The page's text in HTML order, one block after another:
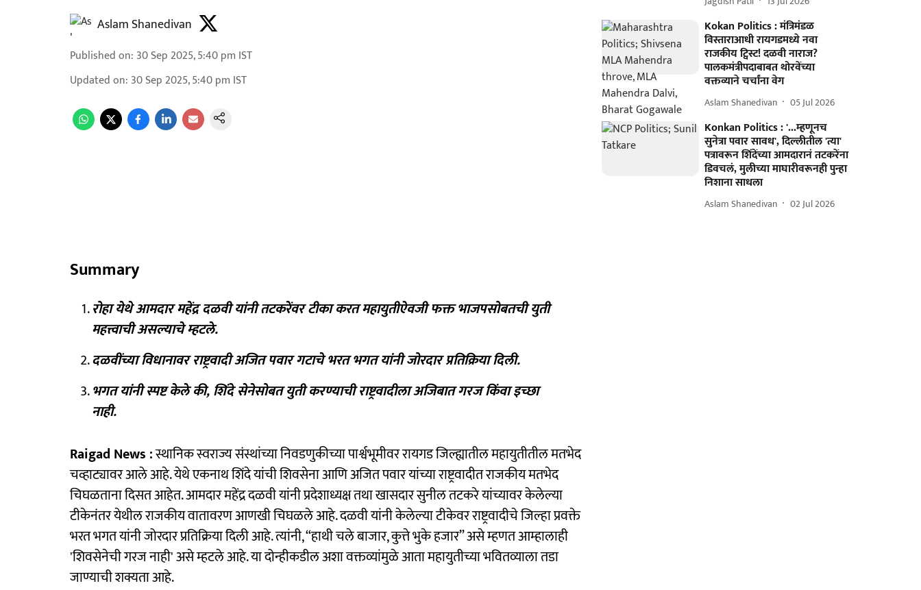
Aslam Shanedivan
Published on: 30 Sep 2025, 5:40 pm IST
Updated on: 30 Sep 2025, 5:40 pm IST
Summary
रोहा येथे आमदार महेंद्र दळवी यांनी तटकरेंवर टीका करत महायुतीऐवजी फक्त भाजपसोबतची युती
महत्त्वाची असल्याचे म्हटले.
दळवींच्या विधानावर राष्ट्रवादी अजित पवार गटाचे भरत भगत यांनी जोरदार प्रतिक्रिया दिली.
भगत यांनी स्पष्ट केले की, शिंदे सेनेसोबत युती करण्याची राष्ट्रवादीला अजिबात गरज किंवा इच्छा
नाही.
Raigad News :स्थानिक स्वराज्य संस्थांच्या निवडणुकीच्या पार्श्वभूमीवर रायगड जिल्ह्यातील महायुतीतील मतभेद
चव्हाट्यावर आले आहे. येथे एकनाथ शिंदे यांची शिवसेना आणि अजित पवार यांच्या राष्ट्रवादीत राजकीय मतभेद
चिघळताना दिसत आहेत. आमदार महेंद्र दळवी यांनी प्रदेशाध्यक्ष तथा खासदार सुनील तटकरे यांच्यावर केलेल्या
टीकेनंतर येथील राजकीय वातावरण आणखी चिघळले आहे. दळवी यांनी केलेल्या टीकेवर राष्ट्रवादीचे जिल्हा प्रवक्ते
भरत भगत यांनी जोरदार प्रतिक्रिया दिली आहे. त्यांनी, “हाथी चले बाजार, कुत्ते भुके हजार” असे म्हणत आम्हालाही
'शिवसेनेची गरज नाही' असे म्हटले आहे. या दोन्हीकडील अशा वक्तव्यांमुळे आता महायुतीच्या भवितव्याला तडा
जाण्याची शक्यता आहे.
Kokan Politics : मंत्रिमंडळ
विस्ताराआधी रायगडमध्ये नवा
राजकीय ट्विस्ट! दळवी नाराज?
पालकमंत्रीपदाबाबत थोरवेंच्या
वक्तव्याने चर्चांना वेग
Aslam Shanedivan 05 Jul 2026
Konkan Politics : '...म्हणूनच
सुनेत्रा पवार सावध', दिल्लीतील 'त्या'
पत्रावरून शिंदेंच्या आमदारानं तटकरेंना
डिवचलं, मुलीच्या माघारीवरूनही पुन्हा
निशाना साधला
Aslam Shanedivan 02 Jul 2026